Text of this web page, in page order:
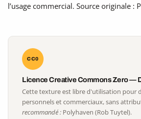
l’usage commercial. Source originale :
CC0
Licence Creative Commons Zero —
Cette texture est libre d'utilisation pour
personnels et commerciaux, sans
recommandé : Polyhaven (Rob Tuytel).